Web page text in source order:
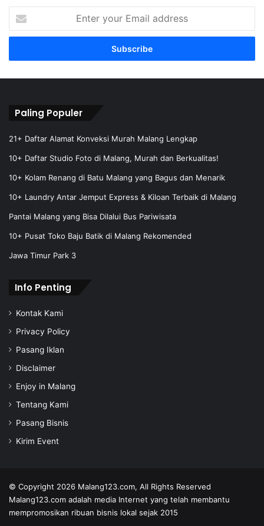
t
r
m
l
d
e
s
Paling Populer
21+ Daftar Alamat Konveksi Murah Malang Lengkap
10+ Daftar Studio Foto di Malang, Murah dan Berkualitas!
10+ Kolam Renang di Batu Malang yang Bagus dan Menarik
10+ Laundry Antar Jemput Express & Kiloan Terbaik di Malang
Pantai Malang yang Bisa Dilalui Bus Pariwisata
10+ Pusat Toko Baju Batik di Malang Rekomended
Jawa Timur Park 3
Info Penting
Kontak Kami
Privacy Policy
Pasang Iklan
Disclaimer
Enjoy in Malang
Tentang Kami
Pasang Bisnis
Kirim Event
© Copyright 2026 Malang123.com, All Rights Reserved
Malang123.com adalah media Internet yang telah membantu
mempromosikan ribuan bisnis lokal sejak 2015